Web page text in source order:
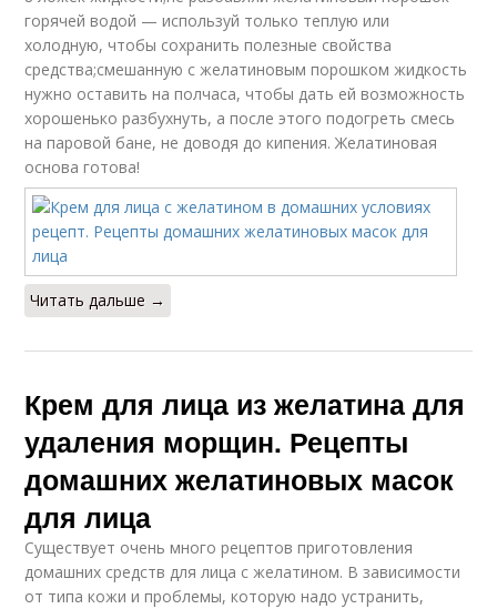
горячей водой — используй только теплую или
холодную, чтобы сохранить полезные свойства
средства;смешанную с желатиновым порошком жидкость
нужно оставить на полчаса, чтобы дать ей возможность
хорошенько разбухнуть, а после этого подогреть смесь
на паровой бане, не доводя до кипения. Желатиновая
основа готова!
Читать дальше →
Крем для лица из желатина для
удаления морщин. Рецепты
домашних желатиновых масок
для лица
Существует очень много рецептов приготовления
домашних средств для лица с желатином. В зависимости
от типа кожи и проблемы, которую надо устранить,